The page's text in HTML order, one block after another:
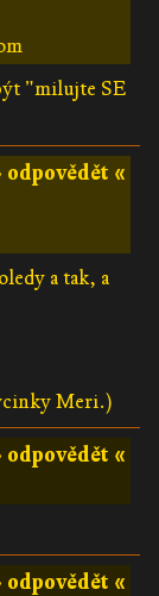
"milujte SE
odpovědět «
a tak, a
Meri.)
odpovědět «
odpovědět «